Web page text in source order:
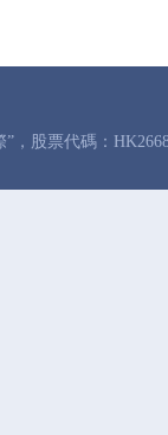
，股票代碼：